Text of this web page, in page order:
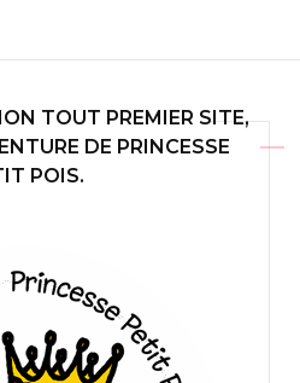
TOUT PREMIER SITE,
DE PRINCESSE
POIS.